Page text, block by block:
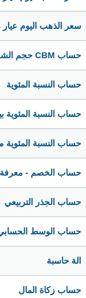
سعر الذهب اليوم عيار 24 الآن
حساب CBM حجم الشحنة التجارية
حساب النسبة المئوية
حساب النسبة المئوية
حساب النسبة المئوية
حساب الخصم - معرفة
حساب الجذر التربيعي
حساب الوسط
الة حاسبة
حساب زكاة المال